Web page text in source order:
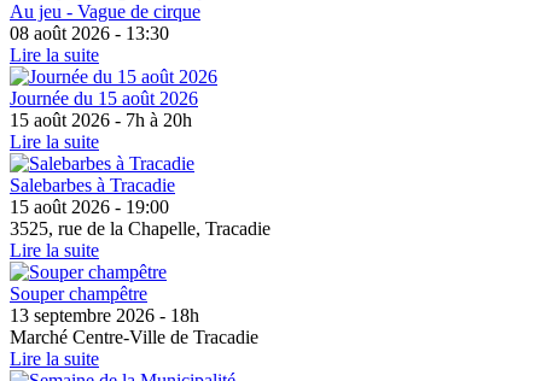
Au jeu - Vague de cirque
08 août 2026 - 13:30
Lire la suite
Journée du 15 août 2026
15 août 2026 - 7h à 20h
Lire la suite
Salebarbes à Tracadie
15 août 2026 - 19:00
3525, rue de la Chapelle, Tracadie
Lire la suite
Souper champêtre
13 septembre 2026 - 18h
Marché Centre-Ville de Tracadie
Lire la suite